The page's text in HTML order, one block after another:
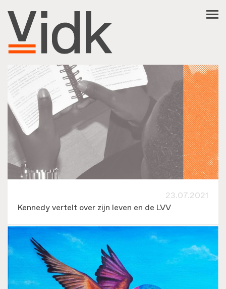
NL
FR
العربية
فارسی
IK ZOEK HULP
KOM IN ACTIE
23.07.2021
Kennedy vertelt over zijn leven en de LVV